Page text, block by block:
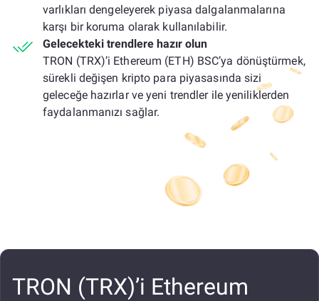
varlıkları dengeleyerek piyasa dalgalanmalarına
karşı bir koruma olarak kullanılabilir.
Gelecekteki trendlere hazır olun
TRON (TRX)’i Ethereum (ETH) BSC’ya dönüştürmek,
sürekli değişen kripto para piyasasında sizi
geleceğe hazırlar ve yeni trendler ile yeniliklerden
faydalanmanızı sağlar.
TRON (TRX)’i Ethereum